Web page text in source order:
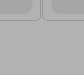
ορισθούν από εμάς ή /
ενδέχεται να μην